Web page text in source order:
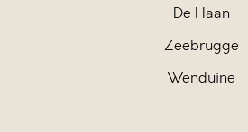
De Haan
Zeebrugge
Wenduine